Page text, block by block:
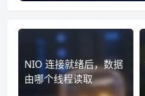
NIO 连接就绪后，数据
由哪个线程读取